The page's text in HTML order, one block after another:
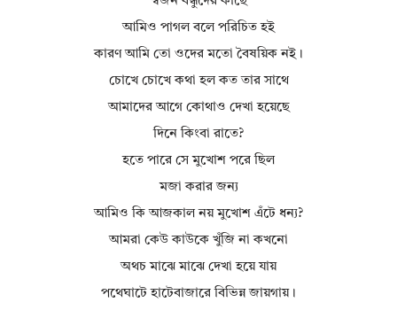
আমিও পাগল বলে পরিচিত হই
কারণ আমি তো ওদের মতো বৈষয়িক নই।
চোখে চোখে কথা হল কত তার সাথে
আমাদের আগে কোথাও দেখা হয়েছে
দিনে কিংবা রাতে?
হতে পারে সে মুখোশ পরে ছিল
মজা করার জন্য
আমিও কি আজকাল নয় মুখোশ এঁটে ধন্য?
আমরা কেউ কাউকে খুঁজি না কখনো
অথচ মাঝে মাঝে দেখা হয়ে যায়
পথেঘাটে হাটেবাজারে বিভিন্ন জায়গায়।